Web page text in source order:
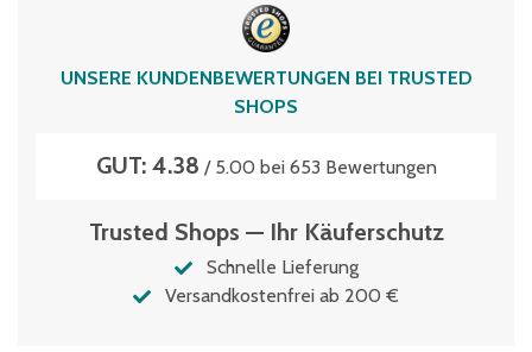
UNSERE KUNDENBEWERTUNGEN BEI TRUSTED
SHOPS
GUT: 4.38 / 5.00 bei 653 Bewertungen
Trusted Shops — Ihr Käuferschutz
Schnelle Lieferung
Versandkostenfrei ab 200 €